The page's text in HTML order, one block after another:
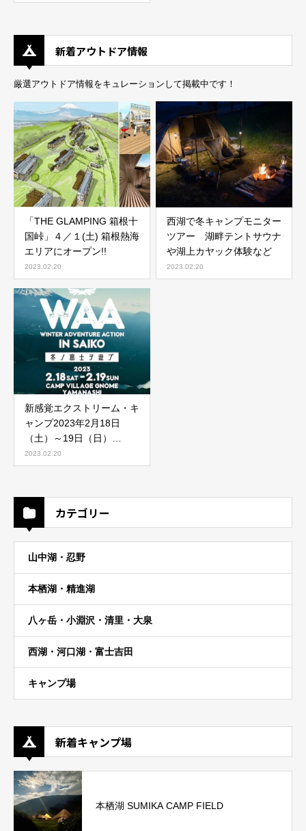
新着アウトドア情報
厳選アウトドア情報をキュレーションして掲載中です！
「THE GLAMPING 箱根十
国峠」４／１(土) 箱根熱海
エリアにオープン!!
2023.02.20
西湖で冬キャンプモニター
ツアー 湖畔テントサウナ
や湖上カヤック体験など
2023.02.20
新感覚エクストリーム・キ
ャンプ2023年2月18日
（土）～19日（日）
「WINTER ADVENTURE
ACTION in SAIKO 〜冬ノ
山梨県西湖で初開催！参加
申込開始
2023.02.20
カテゴリー
山中湖・忍野
本栖湖・精進湖
八ヶ岳・小淵沢・清里・大泉
西湖・河口湖・富士吉田
キャンプ場
新着キャンプ場
本栖湖 SUMIKA CAMP FIELD